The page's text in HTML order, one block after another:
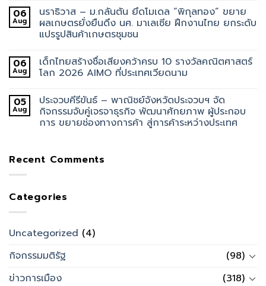
06
Aug
นราธิวาส – ม.กลันตัน ยึดโมเดล “พิกุลทอง” ขยาย
ผลเกษตรยั่งยืนดึง นศ. มาเลเซีย ฝึกงานไทย ยกระดับ
แปรรูปสินค้าเกษตรชุมชน
06
Aug
เด็กไทยสร้างชื่อเสียงคว้าครบ 10 รางวัลคณิตศาสตร์
โลก 2026 AIMO ที่ประเทศเวียดนาม
05
Aug
ประจวบคีรีขันธ์ – พาณิชย์จังหวัดประจวบฯ จัด
กิจกรรมจับคู่เจรจาธุรกิจ พัฒนาศักยภาพ ผู้ประกอบ
การ ขยายช่องทางการค้า สู่การค้าระหว่างประเทศ
Recent Comments
Categories
Uncategorized (4)
กิจกรรมมติรัฐ
(98)
ข่าวการเมือง
(318)